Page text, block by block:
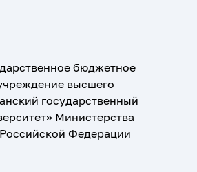
бюджетное
высшего
государственный
Министерства
Федерации